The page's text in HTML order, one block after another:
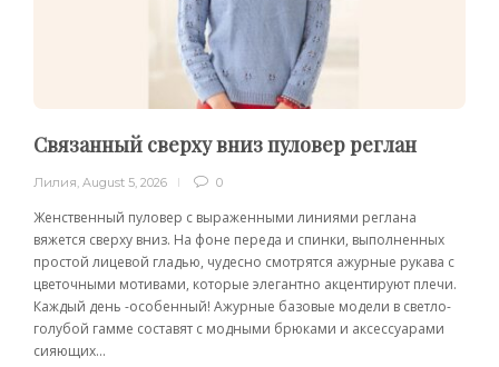
Связанный сверху вниз пуловер реглан
Лилия, August 5, 2026 0
Женственный пуловер с выраженными линиями реглана
вяжется сверху вниз. На фоне переда и спинки, выполненных
простой лицевой гладью, чудесно смотрятся ажурные рукава с
цветочными мотивами, которые элегантно акцентируют плечи.
Каждый день -особенный! Ажурные базовые модели в светло-
голубой гамме составят с модными брюками и аксессуарами
сияющих...